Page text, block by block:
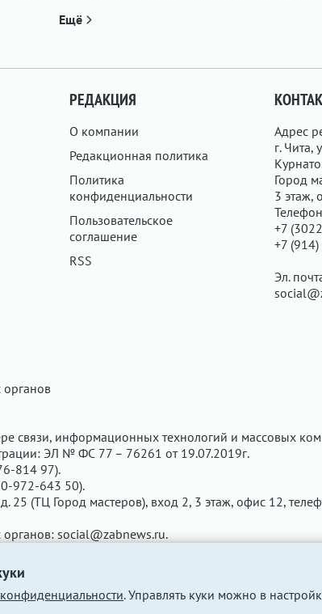
. Управлять куки можно в
Ещё
РЕДАКЦИЯ
О компании
Редакционная политика
Политика
конфиденциальности
Пользовательское
соглашение
RSS
Адрес
г. Чита,
Город
3 этаж,
+7
+7
Эл.
органов
связи, информационных технологий и массовых
ЭЛ № ФС 77 – 76261 от 19.07.2019г.
814 97).
972-643 50).
25 (ТЦ Город мастеров), вход 2, 3 этаж, офис 12,
органов: social@zabnews.ru.
Редакция сайта не несёт